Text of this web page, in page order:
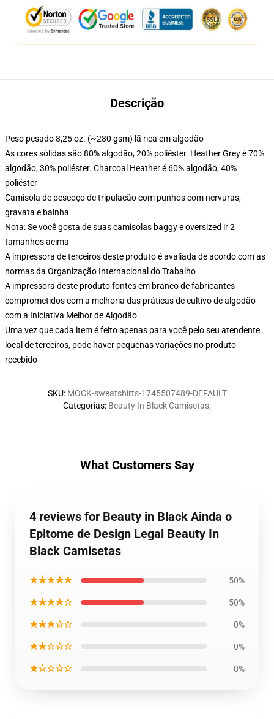
Descrição
Peso pesado 8,25 oz. (~280 gsm) lã rica em algodão
As cores sólidas são 80% algodão, 20% poliéster. Heather Grey é 70%
algodão, 30% poliéster. Charcoal Heather é 60% algodão, 40%
poliéster
Camisola de pescoço de tripulação com punhos com nervuras,
gravata e bainha
Nota: Se você gosta de suas camisolas baggy e oversized ir 2
tamanhos acima
A impressora de terceiros deste produto é avaliada de acordo com as
normas da Organização Internacional do Trabalho
A impressora deste produto fontes em branco de fabricantes
comprometidos com a melhoria das práticas de cultivo de algodão
com a Iniciativa Melhor de Algodão
Uma vez que cada item é feito apenas para você pelo seu atendente
local de terceiros, pode haver pequenas variações no produto
recebido
SKU: MOCK-sweatshirts-1745507489-DEFAULT
Categorias: Beauty In Black Camisetas,
What Customers Say
4 reviews for Beauty in Black Ainda o
Epitome de Design Legal Beauty In
Black Camisetas
★★★★★ 50%
★★★★☆ 50%
★★★☆☆ 0%
★★☆☆☆ 0%
★☆☆☆☆ 0%